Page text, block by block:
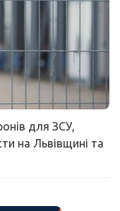
для ЗСУ,
на Львівщині та